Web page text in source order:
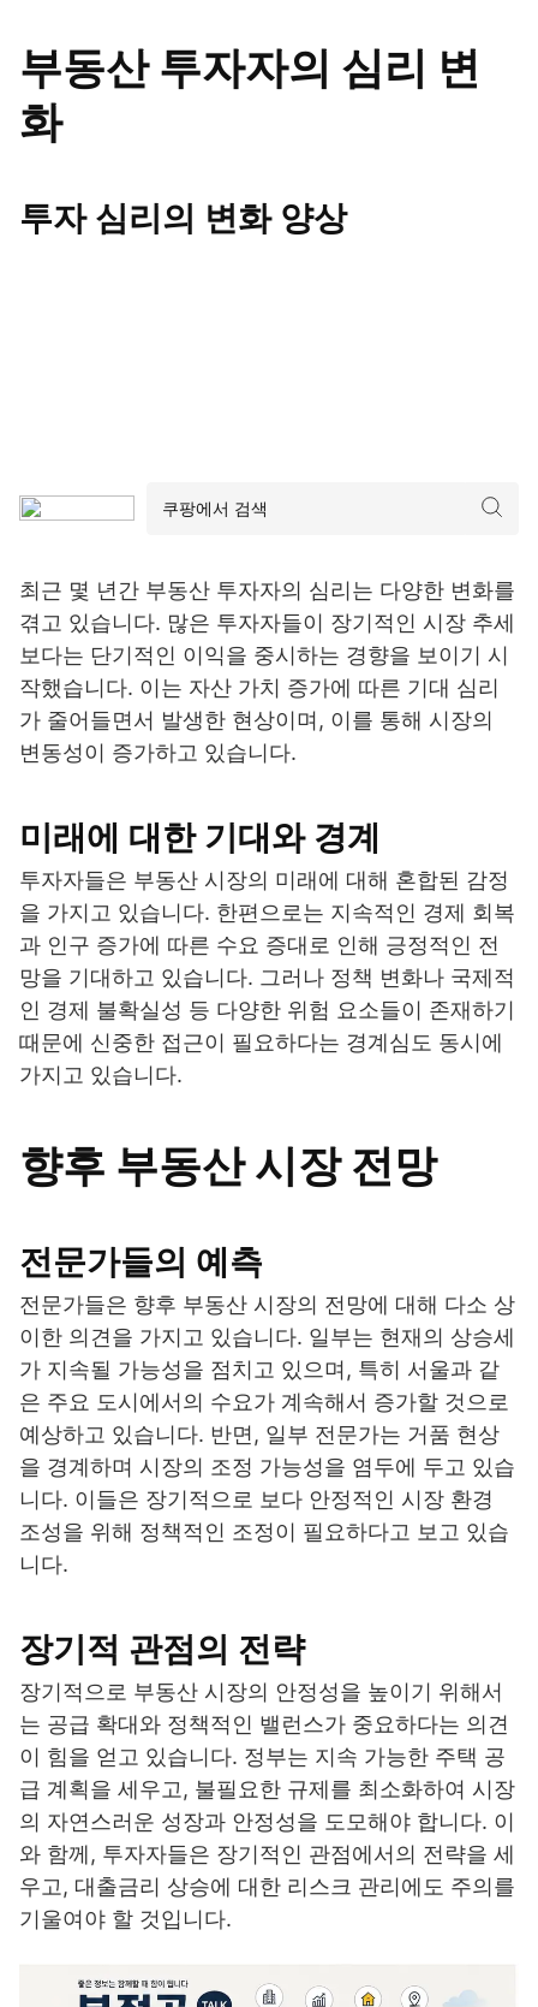
부동산 투자자의 심리 변
화
투자 심리의 변화 양상
최근 몇 년간 부동산 투자자의 심리는 다양한 변화를
겪고 있습니다. 많은 투자자들이 장기적인 시장 추세
보다는 단기적인 이익을 중시하는 경향을 보이기 시
작했습니다. 이는 자산 가치 증가에 따른 기대 심리
가 줄어들면서 발생한 현상이며, 이를 통해 시장의
변동성이 증가하고 있습니다.
미래에 대한 기대와 경계
투자자들은 부동산 시장의 미래에 대해 혼합된 감정
을 가지고 있습니다. 한편으로는 지속적인 경제 회복
과 인구 증가에 따른 수요 증대로 인해 긍정적인 전
망을 기대하고 있습니다. 그러나 정책 변화나 국제적
인 경제 불확실성 등 다양한 위험 요소들이 존재하기
때문에 신중한 접근이 필요하다는 경계심도 동시에
가지고 있습니다.
향후 부동산 시장 전망
전문가들의 예측
전문가들은 향후 부동산 시장의 전망에 대해 다소 상
이한 의견을 가지고 있습니다. 일부는 현재의 상승세
가 지속될 가능성을 점치고 있으며, 특히 서울과 같
은 주요 도시에서의 수요가 계속해서 증가할 것으로
예상하고 있습니다. 반면, 일부 전문가는 거품 현상
을 경계하며 시장의 조정 가능성을 염두에 두고 있습
니다. 이들은 장기적으로 보다 안정적인 시장 환경
조성을 위해 정책적인 조정이 필요하다고 보고 있습
니다.
장기적 관점의 전략
장기적으로 부동산 시장의 안정성을 높이기 위해서
는 공급 확대와 정책적인 밸런스가 중요하다는 의견
이 힘을 얻고 있습니다. 정부는 지속 가능한 주택 공
급 계획을 세우고, 불필요한 규제를 최소화하여 시장
의 자연스러운 성장과 안정성을 도모해야 합니다. 이
와 함께, 투자자들은 장기적인 관점에서의 전략을 세
우고, 대출금리 상승에 대한 리스크 관리에도 주의를
기울여야 할 것입니다.